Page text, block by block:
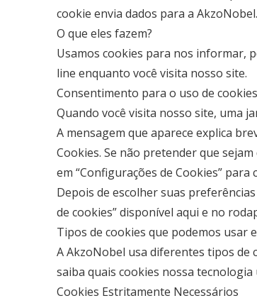
cookie envia dados para a AkzoNobel.
O que eles fazem?
Usamos cookies para nos informar,
line enquanto você visita nosso site.
Consentimento para o uso de
Quando você visita nosso site, uma
A mensagem que aparece explica
Cookies. Se não pretender que
em “Configurações de Cookies”
Depois de escolher suas
de cookies” disponível aqui e no
Tipos de cookies que podemos usar
A AkzoNobel usa diferentes tipos de
saiba quais cookies nossa
Cookies Estritamente Necessários